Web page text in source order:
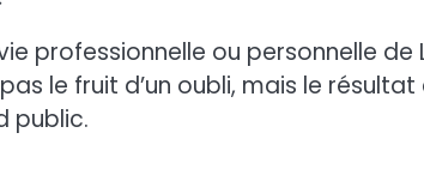
professionnelle ou personnelle de
le fruit d’un oubli, mais le résultat
public.